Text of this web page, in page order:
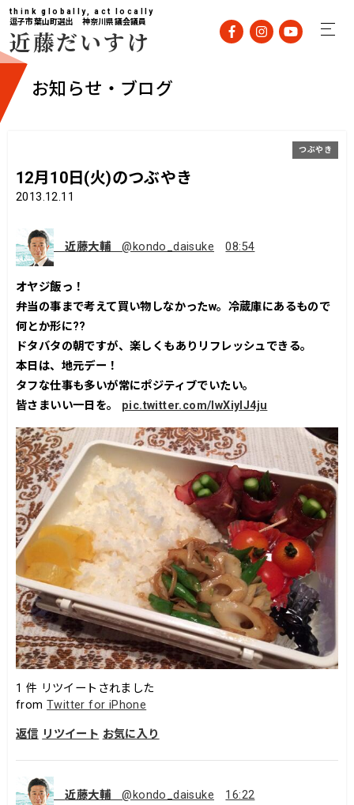
think globally, act locally
逗子市葉山町選出 神奈川県議会議員
近藤だいすけ
お知らせ・ブログ
12月10日(火)のつぶやき
2013.12.11
つぶやき
近藤大輔 @kondo_daisuke 08:54
オヤジ飯っ！
弁当の事まで考えて買い物しなかったw。冷蔵庫にあるもので
何とか形に??
ドタバタの朝ですが、楽しくもありリフレッシュできる。
本日は、地元デー！
タフな仕事も多いが常にポジティブでいたい。
皆さまいい一日を。 pic.twitter.com/IwXiylJ4ju
1 件 リツイートされました
from Twitter for iPhone
返信 リツイート お気に入り
近藤大輔 @kondo_daisuke 16:22